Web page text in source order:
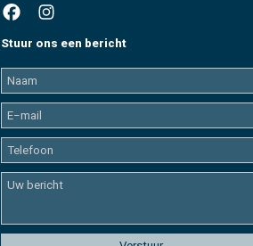
Stuur ons een bericht